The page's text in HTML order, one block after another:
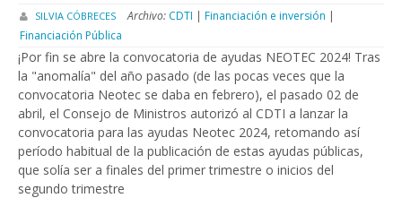
SILVIA CÓBRECES Archivo: CDTI | Financiación e inversión |
Financiación Pública
¡Por fin se abre la convocatoria de ayudas NEOTEC 2024! Tras
la "anomalía" del año pasado (de las pocas veces que la
convocatoria Neotec se daba en febrero), el pasado 02 de
abril, el Consejo de Ministros autorizó al CDTI a lanzar la
convocatoria para las ayudas Neotec 2024, retomando así
período habitual de la publicación de estas ayudas públicas,
que solía ser a finales del primer trimestre o inicios del
segundo trimestre